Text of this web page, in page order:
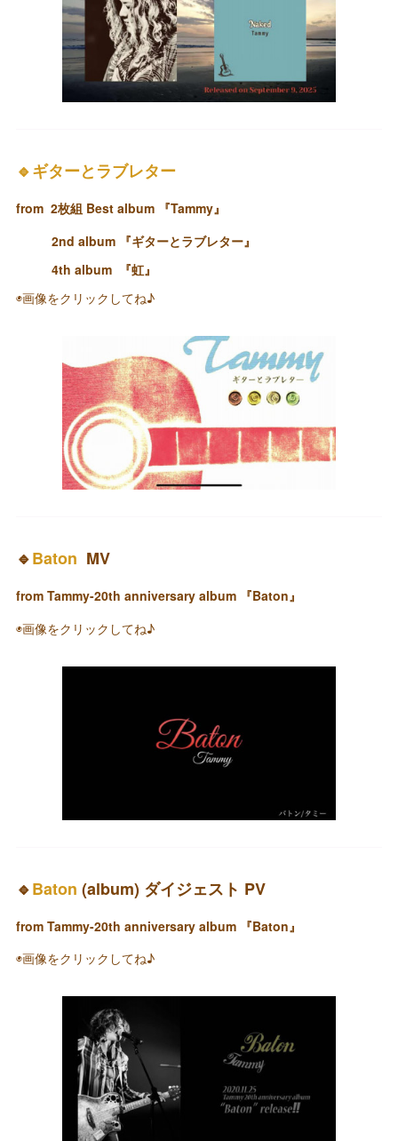
🔹ギターとラブレター
from 2枚組 Best album 『Tammy』
2nd album 『ギターとラブレター』
4th album 『虹』
◉画像をクリックしてね♪
🔹Baton MV
from Tammy-20th anniversary album 『Baton』
◉画像をクリックしてね♪
🔹Baton (album) ダイジェスト PV
from Tammy-20th anniversary album 『Baton』
◉画像をクリックしてね♪